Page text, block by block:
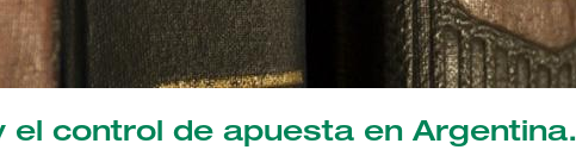
el control de apuesta en Argentina.